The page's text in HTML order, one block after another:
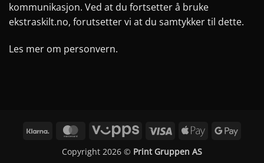
kommunikasjon. Ved at du fortsetter å bruke
ekstraskilt.no, forutsetter vi at du samtykker til dette.
Les mer om personvern.
Klarna MasterCard Vipps Visa
Apple
Google
Copyright 2026 © Print Gruppen AS